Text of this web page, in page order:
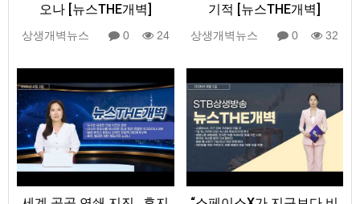
오나 [뉴스THE개벽]
상생개벽뉴스 0 24
기적 [뉴스THE개벽]
상생개벽뉴스 0 32